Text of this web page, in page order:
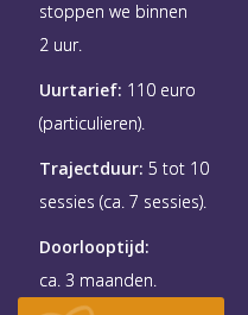
stoppen we binnen
2 uur.
Uurtarief: 110 euro
(particulieren).
Trajectduur: 5 tot 10
sessies (ca. 7 sessies).
Doorlooptijd:
ca. 3 maanden.